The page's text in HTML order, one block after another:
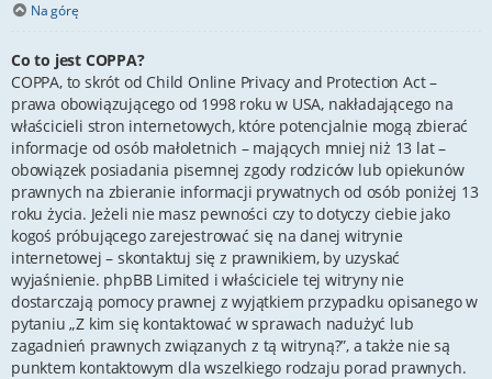
Na górę
Co to jest COPPA?
COPPA, to skrót od Child Online Privacy and Protection Act –
prawa obowiązującego od 1998 roku w USA, nakładającego na
właścicieli stron internetowych, które potencjalnie mogą zbierać
informacje od osób małoletnich – mających mniej niż 13 lat –
obowiązek posiadania pisemnej zgody rodziców lub opiekunów
prawnych na zbieranie informacji prywatnych od osób poniżej 13
roku życia. Jeżeli nie masz pewności czy to dotyczy ciebie jako
kogoś próbującego zarejestrować się na danej witrynie
internetowej – skontaktuj się z prawnikiem, by uzyskać
wyjaśnienie. phpBB Limited i właściciele tej witryny nie
dostarczają pomocy prawnej z wyjątkiem przypadku opisanego w
pytaniu „Z kim się kontaktować w sprawach nadużyć lub
zagadnień prawnych związanych z tą witryną?”, a także nie są
punktem kontaktowym dla wszelkiego rodzaju porad prawnych.